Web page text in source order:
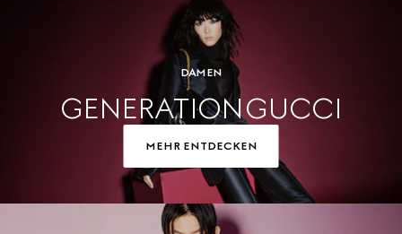
DAMEN
GENERATION GUCCI
MEHR ENTDECKEN